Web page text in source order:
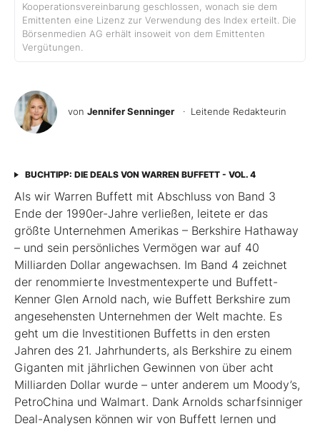
Kooperationsvereinbarung geschlossen, wonach sie dem
Emittenten eine Lizenz zur Verwendung des Index erteilt. Die
Börsenmedien AG erhält insoweit von dem Emittenten
Vergütungen.
von Jennifer Senninger · Leitende Redakteurin
BUCHTIPP: DIE DEALS VON WARREN BUFFETT - VOL. 4
Als wir Warren Buffett mit Abschluss von Band 3
Ende der 1990er-Jahre verließen, leitete er das
größte Unternehmen Amerikas – Berkshire Hathaway
– und sein persönliches Vermögen war auf 40
Milliarden Dollar angewachsen. Im Band 4 zeichnet
der renommierte Investmentexperte und Buffett-
Kenner Glen Arnold nach, wie Buffett Berkshire zum
angesehensten Unternehmen der Welt machte. Es
geht um die Investitionen Buffetts in den ersten
Jahren des 21. Jahrhunderts, als Berkshire zu einem
Giganten mit jährlichen Gewinnen von über acht
Milliarden Dollar wurde – unter anderem um Moody’s,
PetroChina und Walmart. Dank Arnolds scharfsinniger
Deal-Analysen können wir von Buffett lernen und